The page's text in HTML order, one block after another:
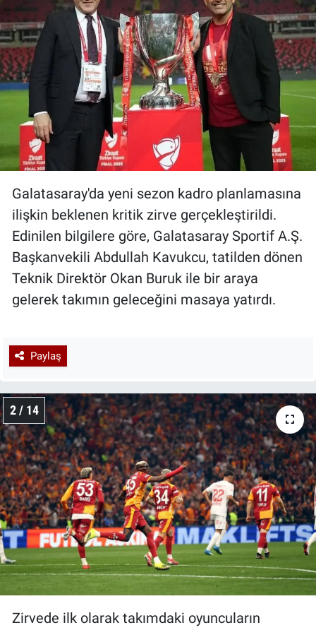
Galatasaray'da yeni sezon kadro planlamasına
ilişkin beklenen kritik zirve gerçekleştirildi.
Edinilen bilgilere göre, Galatasaray Sportif A.Ş.
Başkanvekili Abdullah Kavukcu, tatilden dönen
Teknik Direktör Okan Buruk ile bir araya
gelerek takımın geleceğini masaya yatırdı.
Paylaş
2 / 14
Zirvede ilk olarak takımdaki oyuncuların